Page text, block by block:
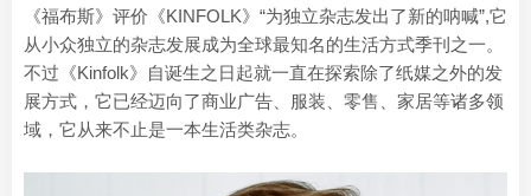
《福布斯》评价《KINFOLK》“为独立杂志发出了新的呐喊”,它
从小众独立的杂志发展成为全球最知名的生活方式季刊之一。
不过《Kinfolk》自诞生之日起就一直在探索除了纸媒之外的发
展方式，它已经迈向了商业广告、服装、零售、家居等诸多领
域，它从来不止是一本生活类杂志。